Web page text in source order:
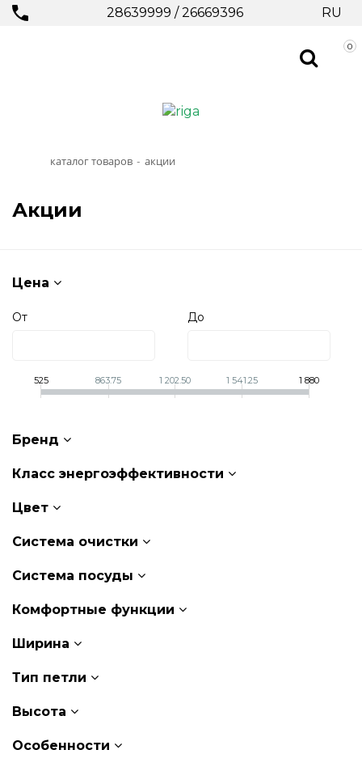
28639999 /26669396 RU
0
каталог товаров - акции
Акции
Цена
От До
525 863.75 1 202.50 1 541.25 1 880
Бренд
Класс энергоэффективности
Цвет
Система очистки
Система посуды
Комфортные функции
Ширина
Тип петли
Высота
Особенности